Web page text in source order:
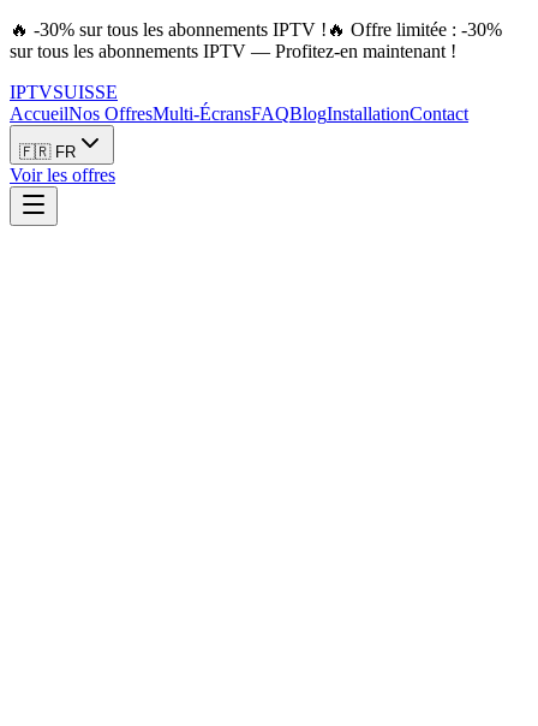
🔥 -30% sur tous les abonnements IPTV ! 🔥 Offre limitée : -30%
sur tous les abonnements IPTV — Profitez-en maintenant !
IPTVSUISSE
AccueilNos OffresMulti-ÉcransFAQBlogInstallationContact
🇫🇷 FR
Voir les offres